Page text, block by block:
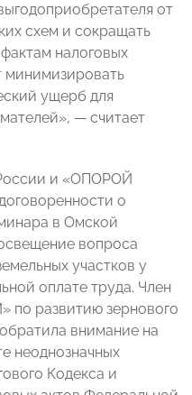
от
схем и сокращать
налоговых
минимизировать
ущерб для
— считает
и «ОПОРОЙ
о
в Омской
вопроса
участков у
оплате труда. Член
развитию зернового
обратила внимание на
неоднозначных
Кодекса и